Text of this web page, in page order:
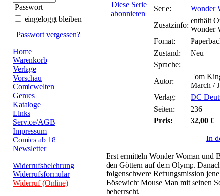
Passwort
eingeloggt bleiben
Passwort vergessen?
Home
Warenkorb
Verlage
Vorschau
Comicwelten
Genres
Kataloge
Links
Service/AGB
Impressum
Comics ab 18
Newsletter
Widerrufsbelehrung
Widerrufsformular
Widerruf (Online)
Diese Serie
abonnieren
Serie:
Wonder
Zusatzinfo:
enthält
Wonder
Fomat:
Zustand:
Neu
Sprache:
Autor:
Tom
March /
Verlag:
DC
Seiten:
236
Preis:
32,00 €
In
Erst ermitteln Wonder Woman und
den Göttern auf dem Olymp.
folgenschwere Rettungsmission
Bösewicht Mouse Man mit seinen
beherrscht.